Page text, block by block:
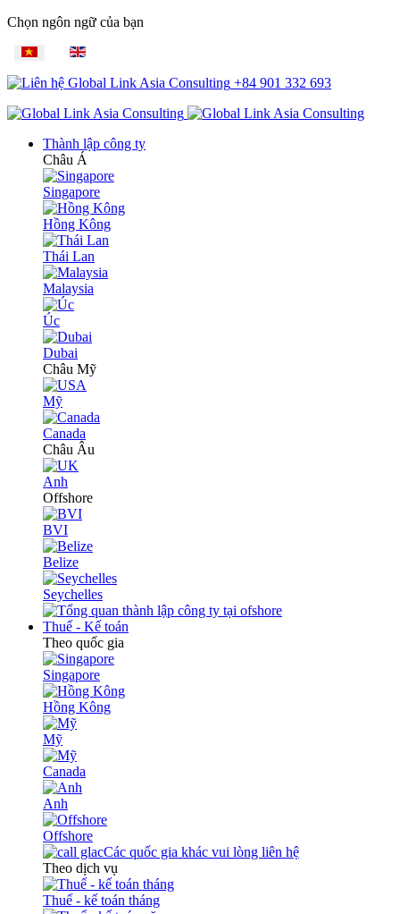
Chọn ngôn ngữ của bạn
+84 901 332 693
Thành lập công ty
Châu Á
Singapore
Hồng Kông
Thái Lan
Malaysia
Úc
Dubai
Châu Mỹ
Mỹ
Canada
Châu Âu
Anh
Offshore
BVI
Belize
Seychelles
Thuế - Kế toán
Theo quốc gia
Singapore
Hồng Kông
Mỹ
Canada
Anh
Offshore
Các quốc gia khác vui lòng liên hệ
Theo dịch vụ
Thuế - kế toán tháng